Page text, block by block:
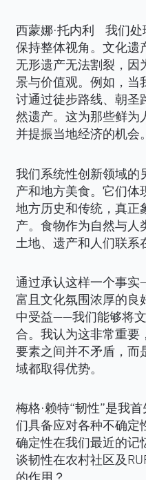
西蒙娜·托内利 我们处
保持整体视角。文化遗
无形遗产无法割裂，因
景与价值观。例如，当
讨通过徒步路线、朝圣
然遗产。这为那些鲜为
并提振当地经济的机会。
我们系统性创新领域的
产和地方美食。它们体
地方历史和传统，真正
产。食物作为自然与人
土地、遗产和人们联系
通过承认这样一个事
富且文化氛围浓厚的良
中受益——我们能够将
合。我认为这非常重要
要素之间并不矛盾，而
域都取得优势。
梅格·赖特“韧性”是我
们具备应对各种不确定
确定性在我们最近的记
谈韧性在农村社区及
的作用？